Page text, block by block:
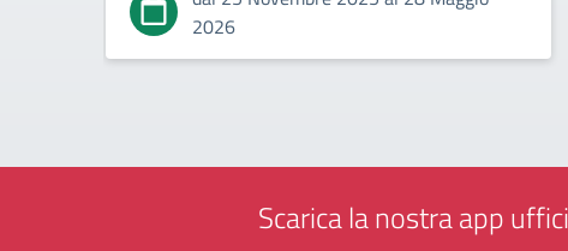
2026
Scarica la nostra app